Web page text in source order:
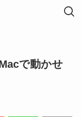
で動かせ